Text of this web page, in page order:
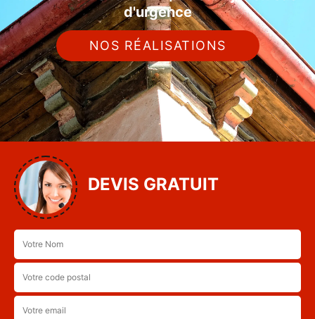
d'urgence
NOS RÉALISATIONS
DEVIS GRATUIT